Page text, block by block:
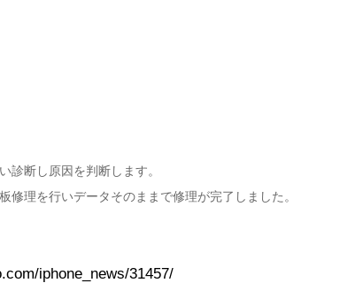
診断し原因を判断します。
修理を行いデータそのままで修理が完了しました。
iphone_news/31457/